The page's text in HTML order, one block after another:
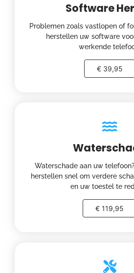
Software
Problemen zoals vastlopen of
herstellen uw software
werkende
€ 39,95
Waterschade aan uw
herstellen snel om verdere
en uw toestel te
€ 119,95